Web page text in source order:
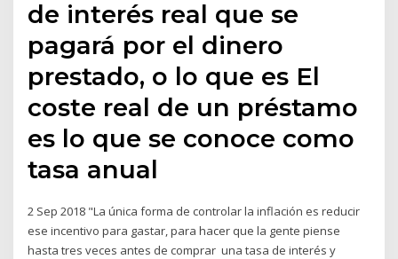
de interés real que se
pagará por el dinero
prestado, o lo que es El
coste real de un préstamo
es lo que se conoce como
tasa anual
2 Sep 2018 "La única forma de controlar la inflación es reducir
ese incentivo para gastar, para hacer que la gente piense
hasta tres veces antes de comprar una tasa de interés y